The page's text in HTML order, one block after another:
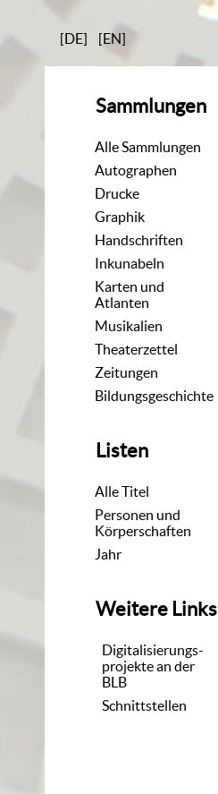
[DE] [EN]
Sammlungen
Alle Sammlungen
Autographen
Drucke
Graphik
Handschriften
Inkunabeln
Karten und
Atlanten
Musikalien
Theaterzettel
Zeitungen
Bildungsgeschichte
Listen
Alle Titel
Personen und
Körperschaften
Jahr
Weitere Links
Digitalisierungs-
projekte an der
BLB
Schnittstellen